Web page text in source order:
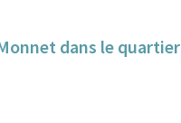
dans le quartier